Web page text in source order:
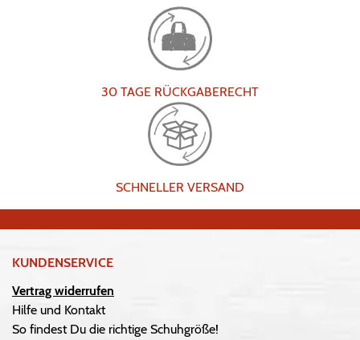
30 TAGE RÜCKGABERECHT
SCHNELLER VERSAND
KUNDENSERVICE
Vertrag widerrufen
Hilfe und Kontakt
So findest Du die richtige Schuhgröße!